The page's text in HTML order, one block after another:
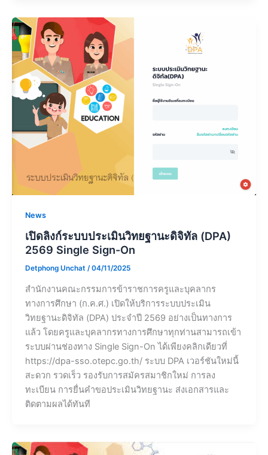
News
เปิดลิงก์ระบบประเมินวิทยฐานะดิจิทัล (DPA)
2569 Single Sign-On
Detphong Unchat /04/11/2025
สำนักงานคณะกรรมการข้าราชการครูและบุคลากร
ทางการศึกษา (ก.ค.ศ.) เปิดให้บริการระบบประเมิน
วิทยฐานะดิจิทัล (DPA) ประจำปี 2569 อย่างเป็นทางการ
แล้ว โดยครูและบุคลากรทางการศึกษาทุกท่านสามารถเข้า
ระบบผ่านช่องทาง Single Sign-On ได้เพียงคลิกเดียวที่
https://dpa-sso.otepc.go.th/ ระบบ DPA เวอร์ชันใหม่นี้
สะดวก รวดเร็ว รองรับการสมัครสมาชิกใหม่ การลง
ทะเบียน การยื่นคำขอประเมินวิทยฐานะ ส่งเอกสารและ
ติดตามผลได้ทันที